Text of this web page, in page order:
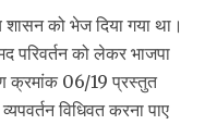
को भेज दिया गया था।
परिवर्तन को लेकर भाजपा
क्रमांक 06/19 प्रस्तुत
विधिवत करना पाए